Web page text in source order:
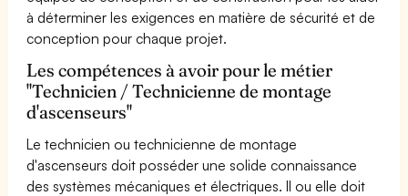
à déterminer les exigences en matière de sécurité et de
conception pour chaque projet.
Les compétences à avoir pour le métier
"Technicien / Technicienne de montage
d'ascenseurs"
Le technicien ou technicienne de montage
d'ascenseurs doit posséder une solide connaissance
des systèmes mécaniques et électriques. Il ou elle doit